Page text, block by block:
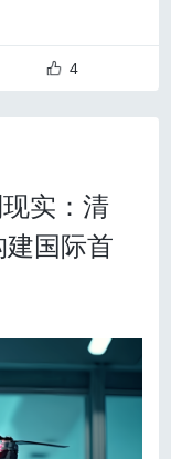
更灵活地采用直
瘤的烟雾病患者，
内栓塞等治疗方
证实获益的循证
重要部分。本《指
标是在确保手术条
定。
手术时，麻醉诱
，也必须具有更
达思想观念都不
格不入的。林育
故事本身，让
解读方式才会
要回归大众。”
感共同体的建构
媒大学动画与
院所、协会、
、追求创新的良
讲活动，大力
、进场馆、进
氛围。
、企业和基层
报告、科普活
年科普教育，
津冀协同发展”等
励老科技工作者
业开展科技咨
4
实：清
国际首